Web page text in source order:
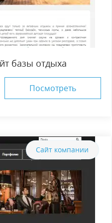
базы отдыха
Посмотреть
Сайт компании